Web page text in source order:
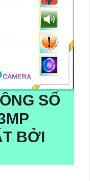
SỐ
BỞI